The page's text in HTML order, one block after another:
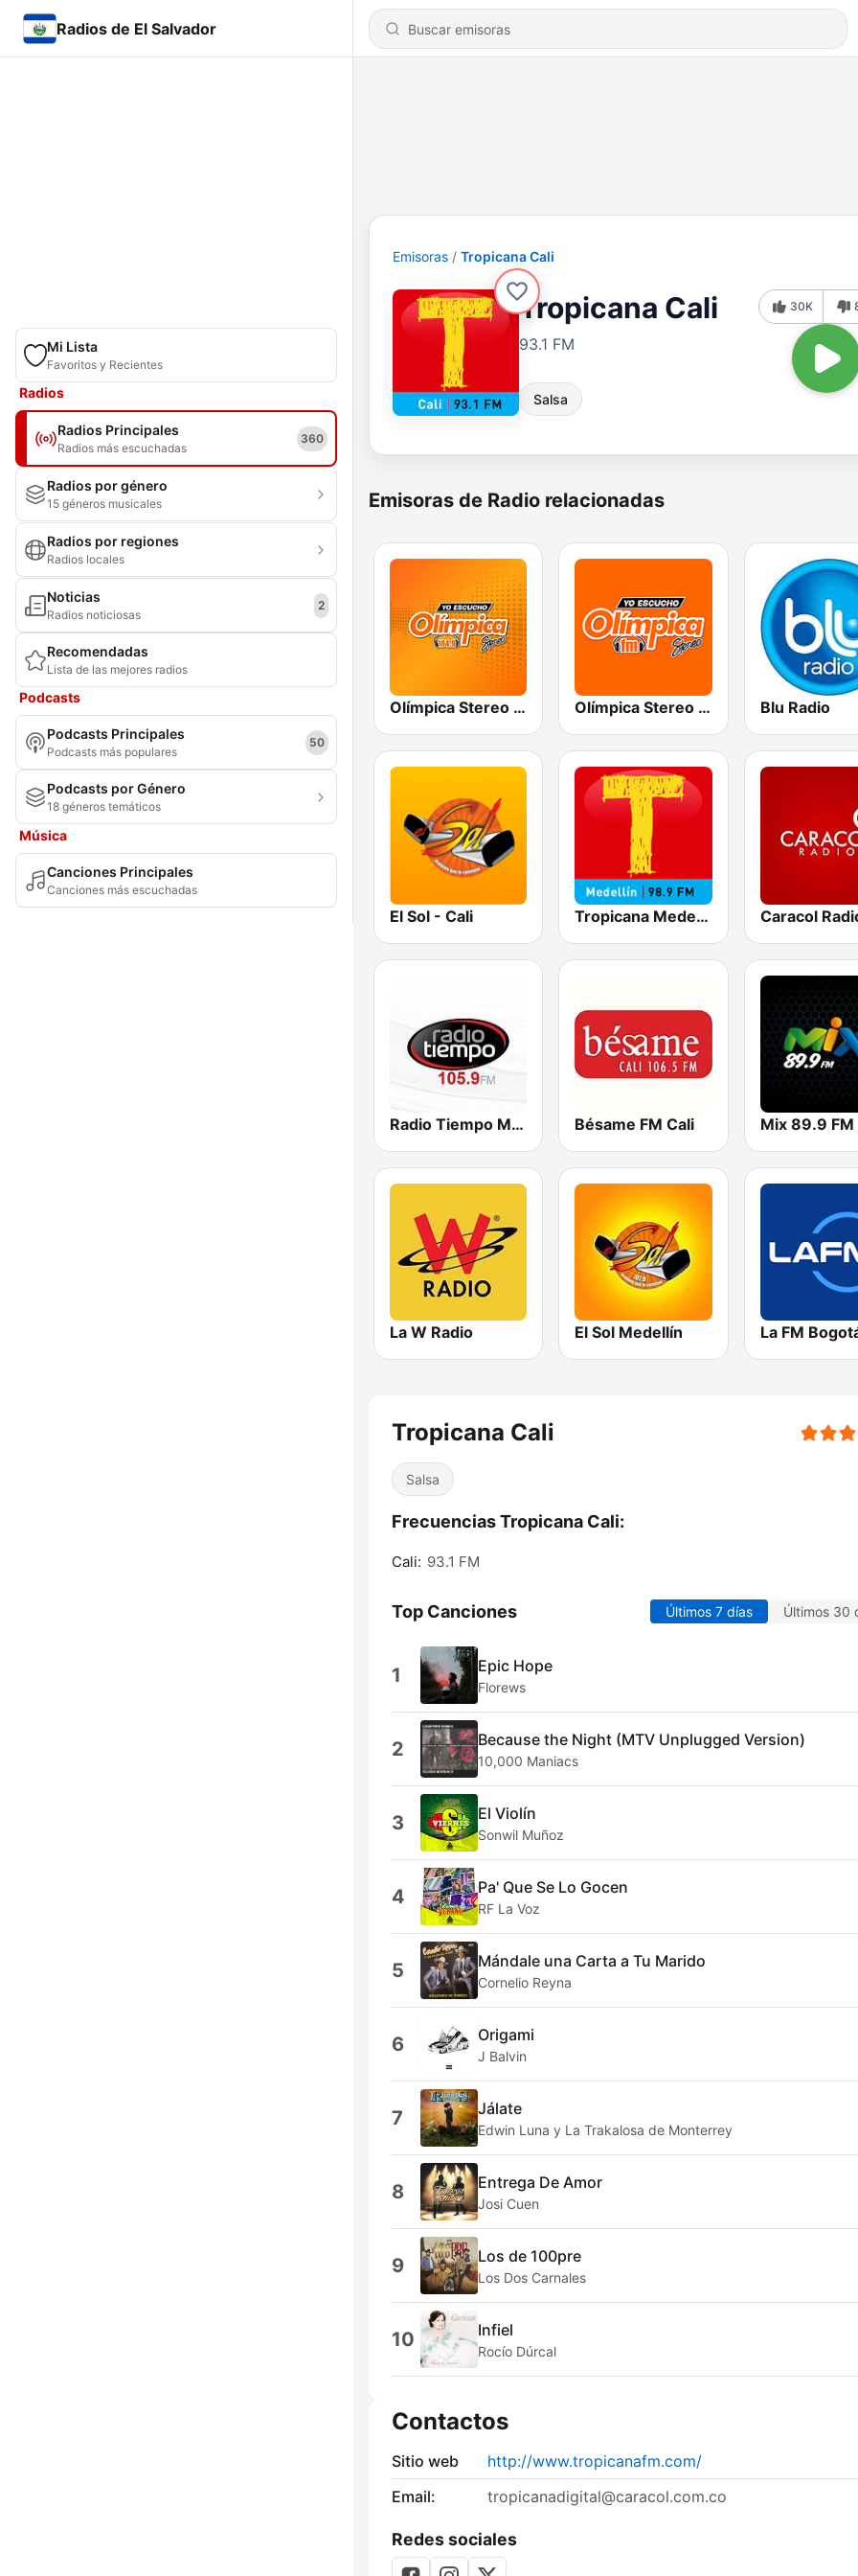
Radios de El Salvador
Mi Lista
Favoritos y Recientes
Radios
Radios Principales
Radios más escuchadas
360
Radios por género
15 géneros musicales
Radios por regiones
Radios locales
Noticias
Radios noticiosas
2
Recomendadas
Lista de las mejores radios
Podcasts
Podcasts Principales
Podcasts más populares
50
Podcasts por Género
18 géneros temáticos
Música
Canciones Principales
Canciones más escuchadas
Emisoras Tropicana Cali
Tropicana Cali
93.1 FM
Salsa
30K
Emisoras de Radio relacionadas
Olímpica Stereo - Medellín 104.9 FM Olímpica Stereo Cali 104.5 FM Blu Radio
El Sol - Cali Tropicana Medellín Caracol
Radio Tiempo Medellín Bésame FM Cali
La W Radio El Sol Medellín La FM
Tropicana Cali
Salsa
Frecuencias Tropicana Cali:
Cali: 93.1 FM
Top Canciones Últimos 7 días Últimos 30
1 Epic Hope
Florews
2 Because the Night (MTV Unplugged Version)
10,000 Maniacs
3 El Violín
Sonwil Muñoz
4 Pa' Que Se Lo Gocen
RF La Voz
5 Mándale una Carta a Tu Marido
Cornelio Reyna
6 Origami
J Balvin
7 Jálate
Edwin Luna y La Trakalosa de Monterrey
8 Entrega De Amor
Josi Cuen
9 Los de 100pre
Los Dos Carnales
10 Infiel
Rocío Dúrcal
Contactos
Sitio web
http://www.tropicanafm.com/
Email:
tropicanadigital@caracol.com.co
Redes sociales